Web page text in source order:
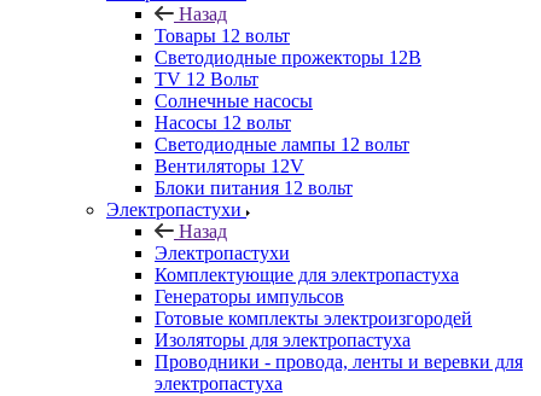
Назад
Товары 12 вольт
Светодиодные прожекторы 12В
TV 12 Вольт
Солнечные насосы
Насосы 12 вольт
Светодиодные лампы 12 вольт
Вентиляторы 12V
Блоки питания 12 вольт
Электропастухи
Назад
Электропастухи
Комплектующие для электропастуха
Генераторы импульсов
Готовые комплекты электроизгородей
Изоляторы для электропастуха
Проводники - провода, ленты и веревки для
электропастуха